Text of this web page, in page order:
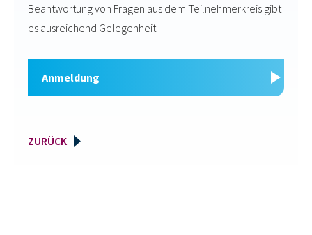
Beantwortung von Fragen aus dem Teilnehmerkreis gibt
es ausreichend Gelegenheit.
Anmeldung
ZURÜCK